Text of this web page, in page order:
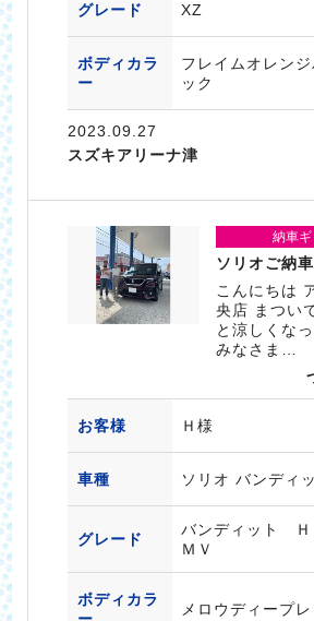
グレード XZ
ボディカラ
ー
フレイムオレン
ック
2023.09.27
スズキアリーナ津
納車
ソリオご納
こんにちは
央店 まつい
と涼しくな
みなさま…
お客様 Ｈ様
車種 ソリオ バンディ
グレード
バンディット
ＭＶ
ボディカラ
メロウディープ